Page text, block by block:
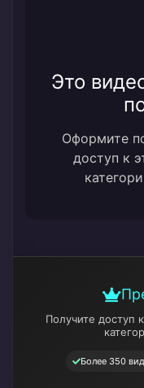
Это
Оформите
доступ к
Получите доступ
Более 350